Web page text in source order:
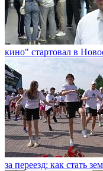
кино" стартовал в
за переезд: как стать